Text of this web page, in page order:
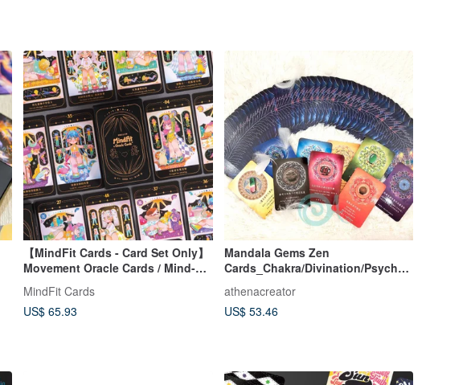
【MindFit Cards - Card Set Only】
Movement Oracle Cards / Mind-
Awareness
MindFit Cards
US$ 65.93
Mandala Gems Zen
Cards_Chakra/Divination/Psychol
athenacreator
US$ 53.46